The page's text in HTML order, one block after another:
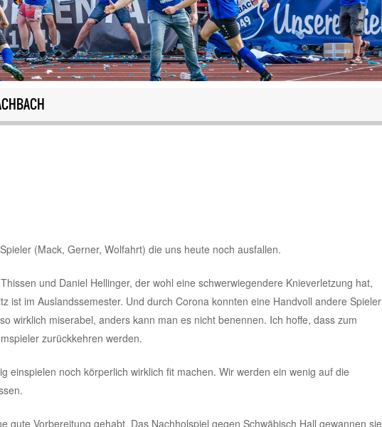
(Mack, Gerner, Wolfahrt) die uns heute noch ausfallen.
und Daniel Hellinger, der wohl eine schwerwiegendere Knieverletzung hat,
ist im Auslandssemester. Und durch Corona konnten eine Handvoll andere Spieler
wirklich miserabel, anders kann man es nicht benennen. Ich hoffe, dass zum
zurückkehren werden.
einspielen noch körperlich wirklich fit machen. Wir werden ein wenig auf die
gute Vorbereitung gehabt. Das Nachholspiel gegen Schwäbisch Hall gewannen sie